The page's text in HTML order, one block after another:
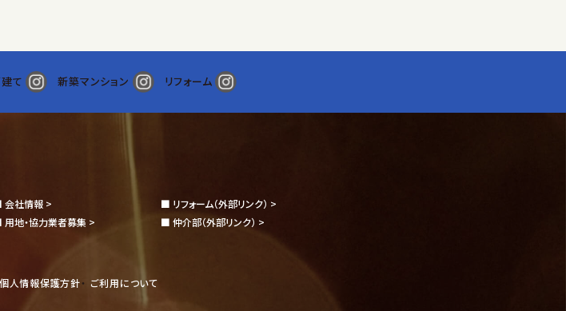
させていただきます。
め。
。
続き等のご支援のため。
絡のため。
入に関する手続きのため。
て 新築マンション リフォーム
会社情報 >
用地・協力業者募集 >
リフォーム（外部リンク） >
仲介部（外部リンク） >
個人情報保護方針 ご利用について